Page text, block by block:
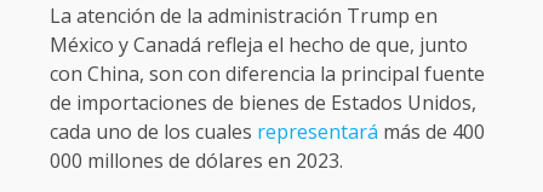
La atención de la administración Trump en
México y Canadá refleja el hecho de que, junto
con China, son con diferencia la principal fuente
de importaciones de bienes de Estados Unidos,
cada uno de los cuales representará más de 400
000 millones de dólares en 2023.